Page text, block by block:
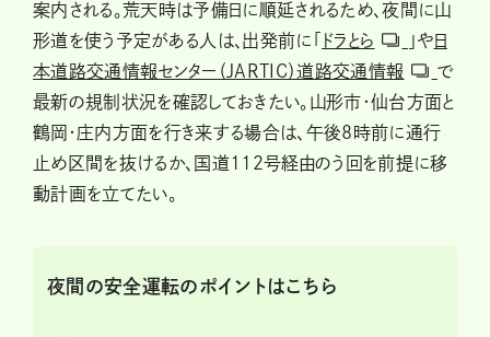
案内される。荒天時は予備日に順延されるため、夜間に山
形道を使う予定がある人は、出発前に「
ドラとら 」や日
本道路交通情報センター（JARTIC）道路交通情報
で
最新の規制状況を確認しておきたい。山形市・仙台方面と
鶴岡・庄内方面を行き来する場合は、午後8時前に通行
止め区間を抜けるか、国道112号経由のう回を前提に移
動計画を立てたい。
夜間の安全運転のポイントはこちら